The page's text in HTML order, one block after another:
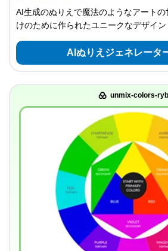
AI生成のぬりえで魔法のようなアート
けのために作られたユニークなデザイン
AIぬりえジェネレータ
unmix-colors-ryb